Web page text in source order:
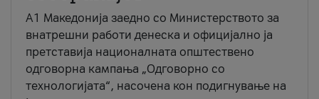
A1 Македонија заедно со Министерството за
внатрешни работи денеска и официјално ја
претставија националната општествено
одговорна кампања „Одговорно со
технологијата“, насочена кон подигнување на